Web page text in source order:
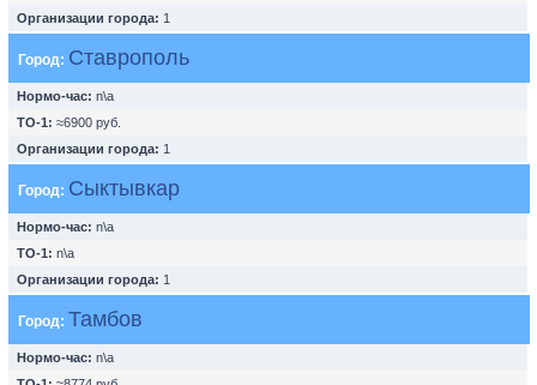
Организации города: 1
Город: Ставрополь
Нормо-час: n\a
ТО-1: ≈6900 руб.
Организации города: 1
Город: Сыктывкар
Нормо-час: n\a
ТО-1: n\a
Организации города: 1
Город: Тамбов
Нормо-час: n\a